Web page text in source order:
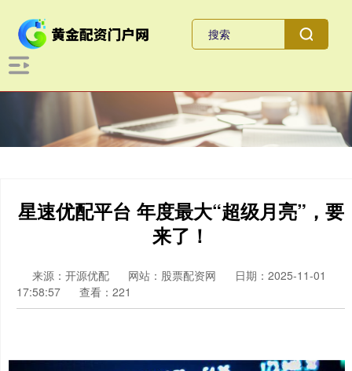
星速优配平台 年度最大“超级月亮”，要
来了！
来源：开源优配 网站：股票配资网
日期：2025-11-01
17:58:57
查看：221